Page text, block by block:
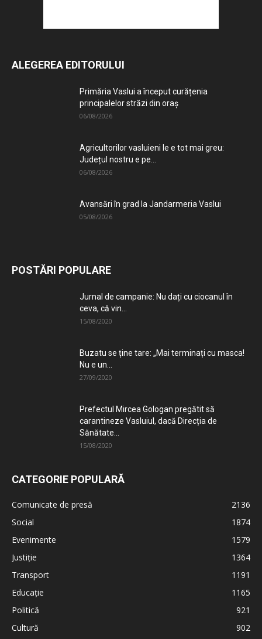
ALEGEREA EDITORULUI
Primăria Vaslui a început curățenia
principalelor străzi din oraș
06/08/2026
Agricultorilor vasluieni le e tot mai greu:
Județul nostru e pe...
06/08/2026
Avansări în grad la Jandarmeria Vaslui
05/08/2026
POSTĂRI POPULARE
Jurnal de campanie: Nu dați cu ciocanul în
ceva, că vin...
15/08/2020
Buzatu se ține tare: „Mai terminați cu masca!
Nu e un...
27/09/2020
Prefectul Mircea Gologan pregătit să
carantineze Vasluiul, dacă Direcția de
Sănătate...
15/08/2020
CATEGORIE POPULARĂ
Comunicate de presă
2136
Social
1874
Evenimente
1579
Justiție
1364
Transport
1191
Educație
1165
Politică
921
Cultură
902